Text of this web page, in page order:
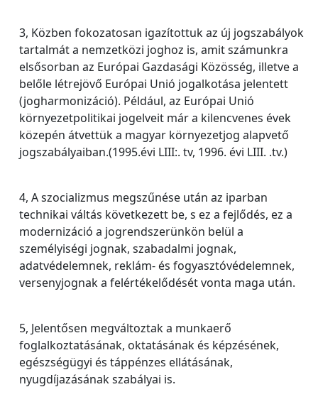
3, Közben fokozatosan igazítottuk az új jogszabályok
tartalmát a nemzetközi joghoz is, amit számunkra
elsősorban az Európai Gazdasági Közösség, illetve a
belőle létrejövő Európai Unió jogalkotása jelentett
(jogharmonizáció). Például, az Európai Unió
környezetpolitikai jogelveit már a kilencvenes évek
közepén átvettük a magyar környezetjog alapvető
jogszabályaiban.(1995.évi LIII:. tv, 1996. évi LIII. .tv.)
4, A szocializmus megszűnése után az iparban
technikai váltás következett be, s ez a fejlődés, ez a
modernizáció a jogrendszerünkön belül a
személyiségi jognak, szabadalmi jognak,
adatvédelemnek, reklám- és fogyasztóvédelemnek,
versenyjognak a felértékelődését vonta maga után.
5, Jelentősen megváltoztak a munkaerő
foglalkoztatásának, oktatásának és képzésének,
egészségügyi és táppénzes ellátásának,
nyugdíjazásának szabályai is.